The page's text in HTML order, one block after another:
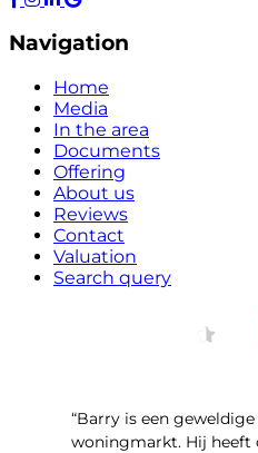
Navigation
Home
Media
In the area
Documents
Offering
About us
Reviews
Contact
Valuation
Search query
“Barry is een
woningmarkt. Hij heeft